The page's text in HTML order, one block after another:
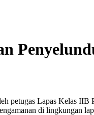
petugas Lapas Kelas
di lingkungan